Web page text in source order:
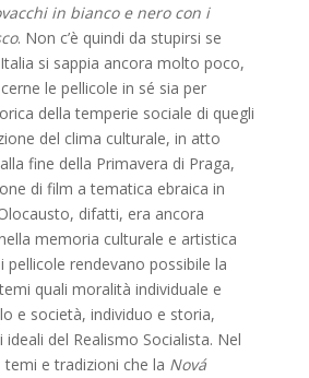
in bianco e nero con i
. Non c’è quindi da stupirsi se
si sappia ancora molto poco,
le pellicole in sé sia per
della temperie sociale di quegli
del clima culturale, in atto
fine della Primavera di Praga,
di film a tematica ebraica in
difatti, era ancora
memoria culturale e artistica
pellicole rendevano possibile la
quali moralità individuale e
e società, individuo e storia,
del Realismo Socialista. Nel
e tradizioni che la Nová